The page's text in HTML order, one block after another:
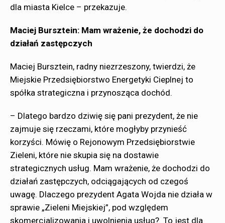
dla miasta Kielce – przekazuje.
Maciej Bursztein: Mam wrażenie, że dochodzi do
działań zastępczych
Maciej Bursztein, radny niezrzeszony, twierdzi, że
Miejskie Przedsiębiorstwo Energetyki Cieplnej to
spółka strategiczna i przynosząca dochód.
– Dlatego bardzo dziwię się pani prezydent, że nie
zajmuje się rzeczami, które mogłyby przynieść
korzyści. Mówię o Rejonowym Przedsiębiorstwie
Zieleni, które nie skupia się na dostawie
strategicznych usług. Mam wrażenie, że dochodzi do
działań zastępczych, odciągających od czegoś
uwagę. Dlaczego prezydent Agata Wojda nie działa w
sprawie „Zieleni Miejskiej”, pod względem
skomercjalizowania i uwolnienia usług? To jest dla